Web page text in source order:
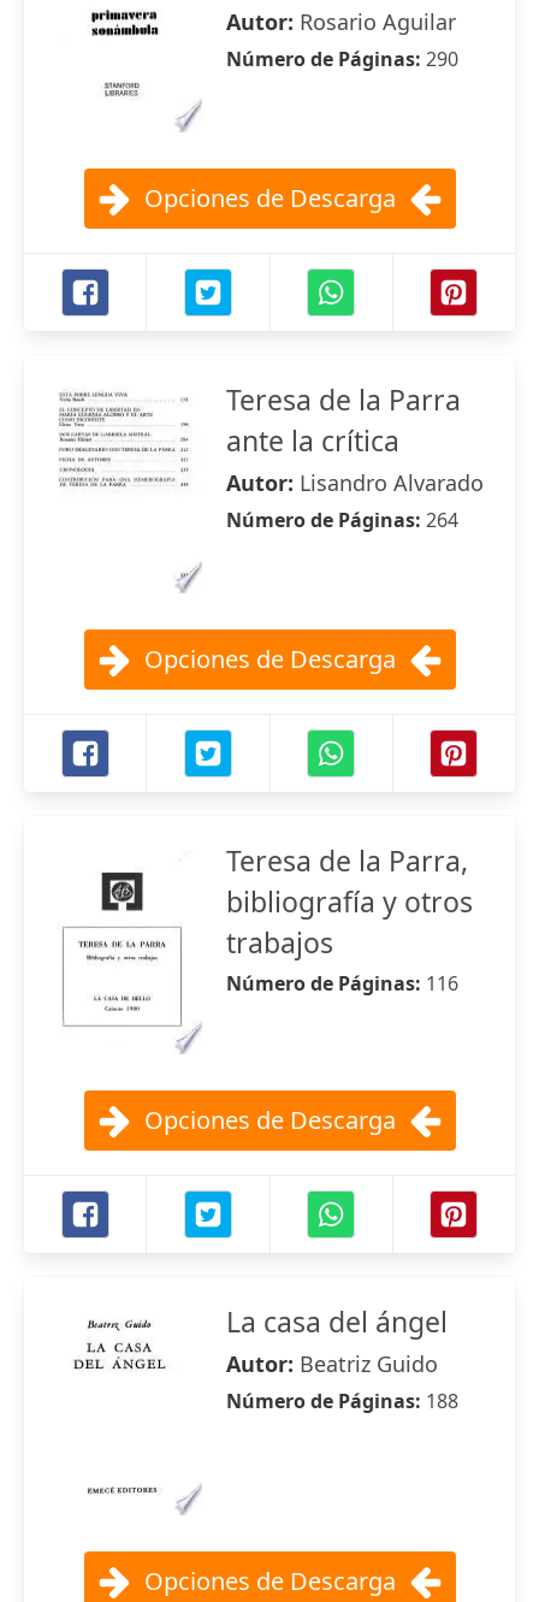
Autor: Rosario Aguilar
Número de Páginas: 290
Opciones de Descarga
Teresa de la Parra
ante la crítica
Autor: Lisandro Alvarado
Número de Páginas: 264
Opciones de Descarga
Teresa de la Parra,
bibliografía y otros
trabajos
Número de Páginas: 116
Opciones de Descarga
La casa del ángel
Autor: Beatriz Guido
Número de Páginas: 188
Opciones de Descarga